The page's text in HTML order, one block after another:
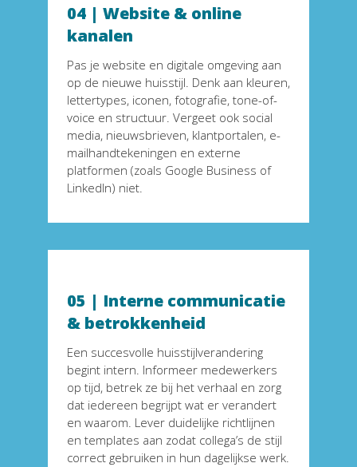
04 | Website & online
kanalen
Pas je website en digitale omgeving aan
op de nieuwe huisstijl. Denk aan kleuren,
lettertypes, iconen, fotografie, tone-of-
voice en structuur. Vergeet ook social
media, nieuwsbrieven, klantportalen, e-
mailhandtekeningen en externe
platformen (zoals Google Business of
LinkedIn) niet.
05 | Interne communicatie
& betrokkenheid
Een succesvolle huisstijlverandering
begint intern. Informeer medewerkers
op tijd, betrek ze bij het verhaal en zorg
dat iedereen begrijpt wat er verandert
en waarom. Lever duidelijke richtlijnen
en templates aan zodat collega’s de stijl
correct gebruiken in hun dagelijkse werk.